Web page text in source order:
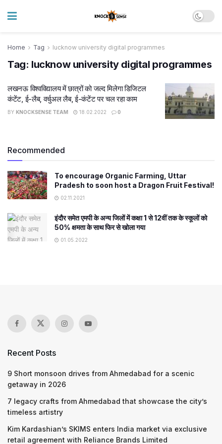
Home Tag lucknow university digital programmes
Tag: lucknow university digital programmes
लखनऊ विश्वविद्यालय में छात्रों को जल्द मिलेगा डिजिटल
कंटेंट, ई-लैब, वर्चुअल लैब, ई-कंटेंट पर चल रहा काम
BY KNOCKSENSE TEAM 18.02.2022 0
Recommended
To encourage Organic Farming, Uttar
Pradesh to soon host a Dragon Fruit Festival!
02.11.2021
इंदौर समेत एमपी के अन्य जिलों में कक्षा 1 से 12वीं तक के स्कूलों को
50% क्षमता के साथ फिर से खोला गया
01.05.2022
Recent Posts
9 Short monsoon drives from Ahmedabad for a scenic
getaway in 2026
7 legacy crafts from Ahmedabad that showcase the city’s
timeless artistry
Kim Kardashian’s SKIMS enters India market via exclusive
retail agreement with Reliance Brands Limited